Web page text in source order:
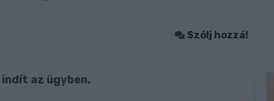
Szólj hozzá!
az ügyben.